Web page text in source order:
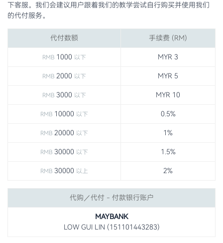
下客服。我们会建议用户跟着我们的教学尝试自行购买并使用我们
的代付服务。
代付数额 手续费 (RM)
RMB 1000 以下 MYR 3
RMB 2000 以下 MYR 5
RMB 3000 以下 MYR 10
RMB 10000 以下 0.5%
RMB 20000 以下 1%
RMB 30000 以下 1.5%
RMB 30000 以上 2%
代购／代付 - 付款银行账户
MAYBANK
LOW GUI LIN (151101443283)